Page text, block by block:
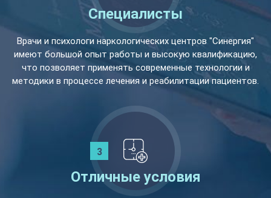
Специалисты
Врачи и психологи наркологических центров "Синергия"
имеют большой опыт работы и высокую квалификацию,
что позволяет применять современные технологии и
методики в процессе лечения и реабилитации пациентов.
Отличные условия